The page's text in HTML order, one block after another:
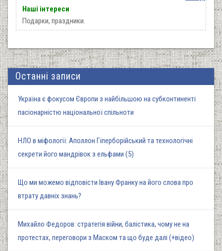
Наші інтереси
Подарки, праздники.
Останні записи
Україна є фокусом Європи з найбільшою на субконтиненті
пасіонарністю національної спільноти
НЛО в міфології: Аполлон Гіперборійський та технологічні
секрети його мандрівок з ельфами (5)
Що ми можемо відповісти Івану Франку на його слова про
втрату давніх знань?
Михайло Федоров: стратегія війни, балістика, чому не на
протестах, переговори з Маском та що буде далі (+відео)